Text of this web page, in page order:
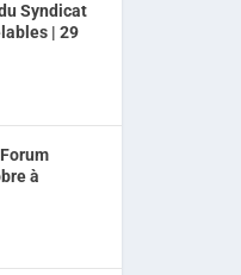
Syndicat
| 29
à